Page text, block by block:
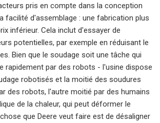
pris en compte dans la conception
facilité d'assemblage : une fabrication plus
inférieur. Cela inclut d'essayer de
potentielles, par exemple en réduisant le
Bien que le soudage soit une tâche qui
rapidement par des robots - l'usine dispose
robotisés et la moitié des soudures
des robots, l'autre moitié par des humains
de la chaleur, qui peut déformer le
que Deere veut faire est de désaligner